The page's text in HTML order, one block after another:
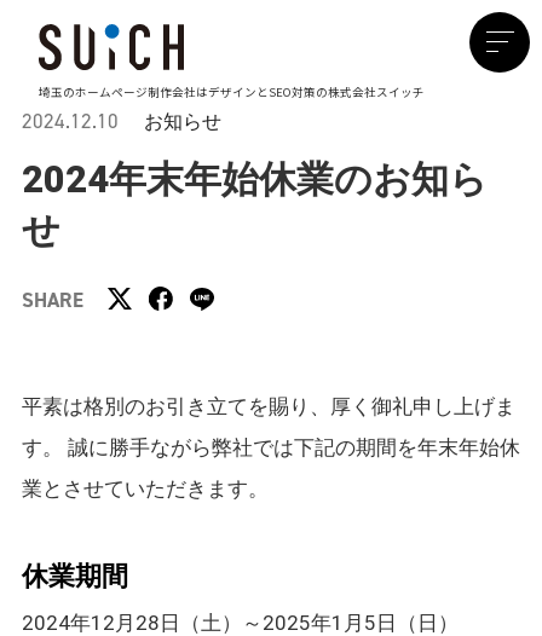
埼玉のホームページ制作会社はデザインとSEO対策の株式会社スイッチ
2024.12.10 お知らせ
2024年末年始休業のお知ら
せ
SHARE
平素は格別のお引き立てを賜り、厚く御礼申し上げま
す。
誠に勝手ながら弊社では下記の期間を年末年始休
業とさせていただきます。
休業期間
2024年12月28日（土）～2025年1月5日（日）